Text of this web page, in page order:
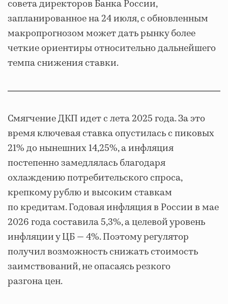
совета директоров Банка России,
запланированное на 24 июля, с обновленным
макропрогнозом может дать рынку более
четкие ориентиры относительно дальнейшего
темпа снижения ставки.
Смягчение ДКП идет с лета 2025 года. За это
время ключевая ставка опустилась с пиковых
21% до нынешних 14,25%, а инфляция
постепенно замедлялась благодаря
охлаждению потребительского спроса,
крепкому рублю и высоким ставкам
по кредитам. Годовая инфляция в России в мае
2026 года составила 5,3%, а целевой уровень
инфляции у ЦБ — 4%. Поэтому регулятор
получил возможность снижать стоимость
заимствований, не опасаясь резкого
разгона цен.